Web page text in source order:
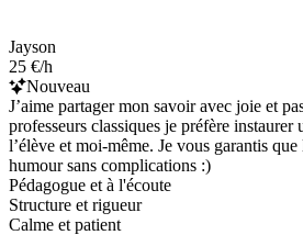
Jayson
25 €/h
Nouveau
J’aime partager mon savoir avec joie et
professeurs classiques je préfère instaurer
l’élève et moi-même. Je vous garantis
humour sans complications :)
Pédagogue et à l'écoute
Structure et rigueur
Calme et patient